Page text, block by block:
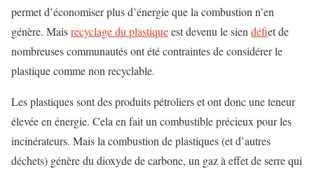
permet d’économiser plus d’énergie que la combustion n’en
génère. Maisrecyclage du plastiqueest devenu le sien défiet de
nombreuses communautés ont été contraintes de considérer le
plastique comme non recyclable.
Les plastiques sont des produits pétroliers et ont donc une teneur
élevée en énergie. Cela en fait un combustible précieux pour les
incinérateurs. Mais la combustion de plastiques (et d’autres
déchets) génère du dioxyde de carbone, un gaz à effet de serre qui